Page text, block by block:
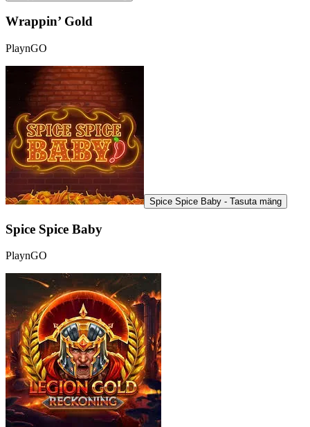
Wrappin’ Gold
PlaynGO
Spice Spice Baby - Tasuta mäng
Spice Spice Baby
PlaynGO